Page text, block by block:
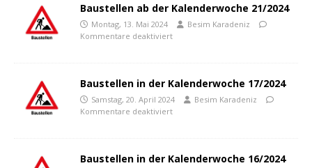
Baustellen ab der Kalenderwoche 21/2024
Montag, 13. Mai 2024
Besim Karadeniz
Kommentare deaktiviert
Baustellen in der Kalenderwoche 17/2024
Samstag, 20. April 2024
Besim Karadeniz
Kommentare deaktiviert
Baustellen in der Kalenderwoche 16/2024